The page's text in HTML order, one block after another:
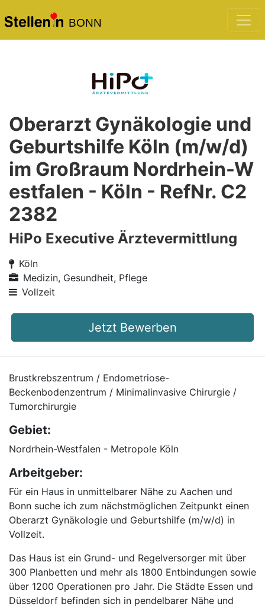
BONN
Oberarzt Gynäkologie und
Geburtshilfe Köln (m/w/d)
im Großraum Nordrhein-W
estfalen - Köln - RefNr. C2
2382
HiPo Executive Ärztevermittlung
Köln
Medizin, Gesundheit, Pflege
Vollzeit
Jetzt Bewerben
Brustkrebszentrum / Endometriose-
Beckenbodenzentrum / Minimalinvasive Chirurgie /
Tumorchirurgie
Gebiet:
Nordrhein-Westfalen - Metropole Köln
Arbeitgeber:
Für ein Haus in unmittelbarer Nähe zu Aachen und
Bonn suche ich zum nächstmöglichen Zeitpunkt einen
Oberarzt Gynäkologie und Geburtshilfe (m/w/d) in
Vollzeit.
Das Haus ist ein Grund- und Regelversorger mit über
300 Planbetten und mehr als 1800 Entbindungen sowie
über 1200 Operationen pro Jahr. Die Städte Essen und
Düsseldorf befinden sich in pendelbarer Nähe und